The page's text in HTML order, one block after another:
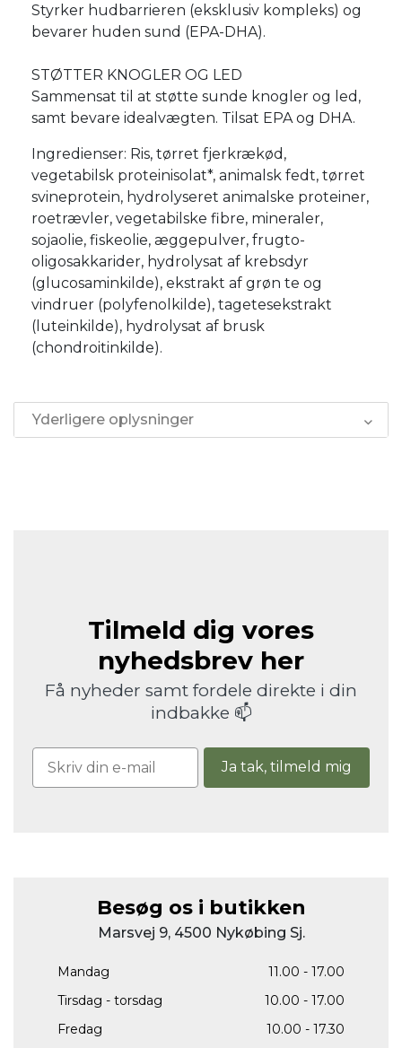
Styrker hudbarrieren (eksklusiv kompleks) og
bevarer huden sund (EPA-DHA).
STØTTER KNOGLER OG LED
Sammensat til at støtte sunde knogler og led,
samt bevare idealvægten. Tilsat EPA og DHA.
Ingredienser: Ris, tørret fjerkrækød,
vegetabilsk proteinisolat*, animalsk fedt, tørret
svineprotein, hydrolyseret animalske proteiner,
roetrævler, vegetabilske fibre, mineraler,
sojaolie, fiskeolie, æggepulver, frugto-
oligosakkarider, hydrolysat af krebsdyr
(glucosaminkilde), ekstrakt af grøn te og
vindruer (polyfenolkilde), tagetesekstrakt
(luteinkilde), hydrolysat af brusk
(chondroitinkilde).
Yderligere oplysninger
Tilmeld dig vores
nyhedsbrev her
Få nyheder samt fordele direkte i din
indbakke 📫
Ja tak, tilmeld mig
Besøg os i butikken
Marsvej 9, 4500 Nykøbing Sj.
Mandag
11.00 - 17.00
Tirsdag - torsdag
10.00 - 17.00
Fredag
10.00 - 17.30